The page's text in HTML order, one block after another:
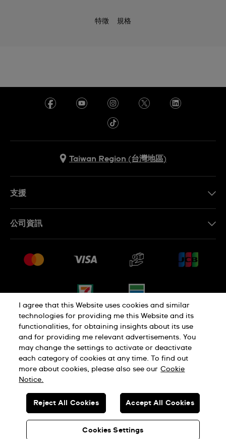
特徵 規格
Taiwan Region (台灣地區)
支援
銷售條款
公司資訊
工作機會
隱私權政策 Cookie Notice
使用者條款
瑞士製造
I agree that this Website uses cookies and similar
technologies for providing me this Website and its
functionalities, for obtaining insights about its use
and for providing me relevant advertisements. You
may change the settings to activate or deactivate
each category of cookies at any time. To find out
more about cookies, please also see our Cookie
Notice.
Cookies Settings
Reject All Cookies Accept All Cookies